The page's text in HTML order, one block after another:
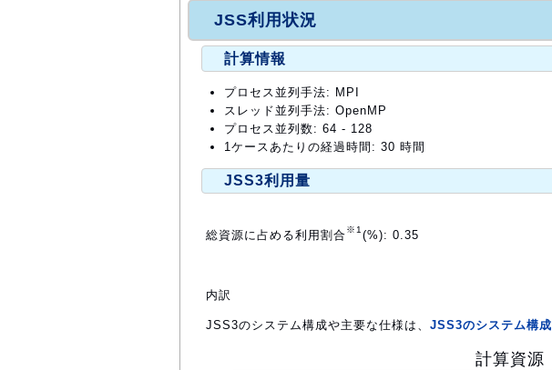
JSS利用状況
計算情報
プロセス並列手法: MPI
スレッド並列手法: OpenMP
プロセス並列数: 64 - 128
1ケースあたりの経過時間: 30 時間
JSS3利用量
総資源に占める利用割合※1 (%): 0.35
内訳
JSS3のシステム構成や主要な仕様は、 JSS3のシステム構成
計算資源